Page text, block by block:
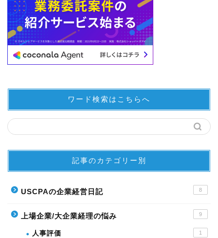
ワード検索はこちらへ
記事のカテゴリー別
USCPAの企業経営日記 8
上場企業/大企業経理の悩み 9
人事評価 1